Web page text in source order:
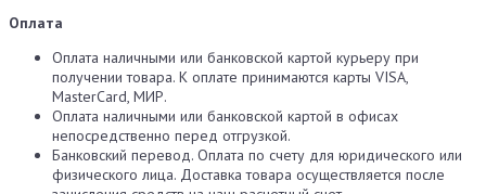
Оплата
Оплата наличными или банковской картой курьеру при
получении товара. К оплате принимаются карты VISA,
MasterCard, МИР.
Оплата наличными или банковской картой в офисах
непосредственно перед отгрузкой.
Банковский перевод. Оплата по счету для юридического или
физического лица. Доставка товара осуществляется после